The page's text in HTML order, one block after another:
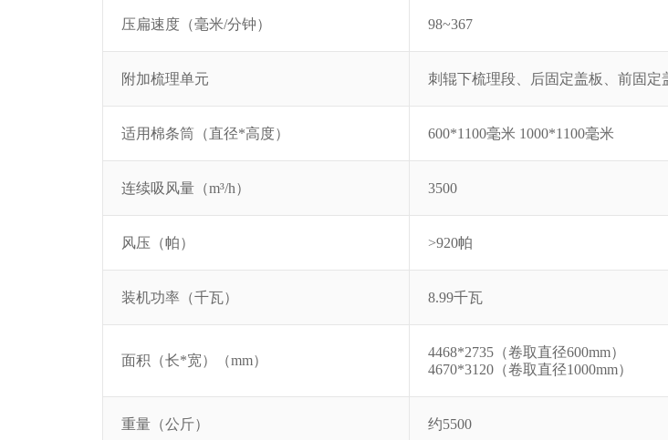
压扁速度（毫米/分钟） 98~367
附加梳理单元 刺辊下梳理段、后固定盖板、前固定
适用棉条筒（直径*高度） 600*1100毫米 1000*1100毫米
连续吸风量（m³/h） 3500
风压（帕） >920帕
装机功率（千瓦） 8.99千瓦
面积（长*宽）（mm）
4468*2735（卷取直径600mm）
4670*3120（卷取直径1000mm）
重量（公斤） 约5500